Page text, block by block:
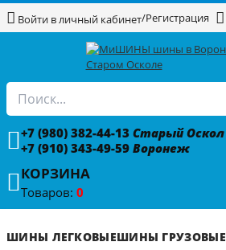
Войти в личный кабинет/Регистрация
+7 (980) 382-44-13 Старый Оскол
+7 (910) 343-49-59 Воронеж
КОРЗИНА
Товаров: 0
ШИНЫ ЛЕГКОВЫЕШИНЫ ГРУЗОВЫЕ